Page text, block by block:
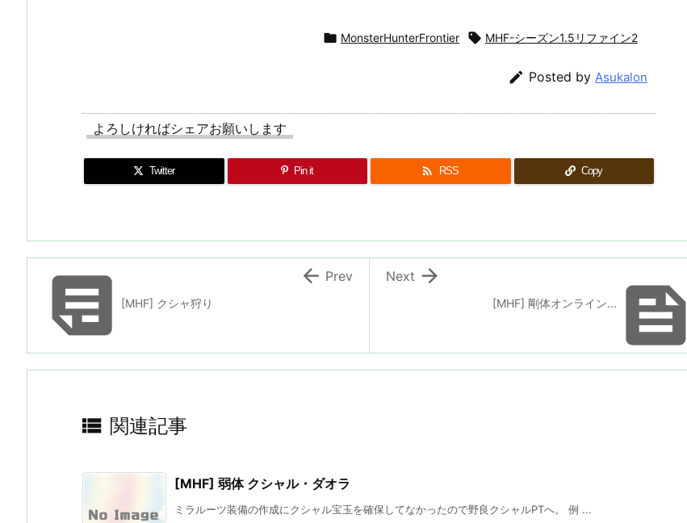
 MonsterHunterFrontier  MHF-シーズン1.5リファイン2
 Posted by Asukalon
よろしければシェアお願いします
Twitter Pin it  RSS Copy

[MHF] 剛体オンライン...

Next
[MHF] クシャ狩り
 Prev
 関連記事
[MHF] 弱体 クシャル・ダオラ
ミラルーツ装備の作成にクシャル宝玉を確保してなかったので野良クシャルPTへ。 例 ...